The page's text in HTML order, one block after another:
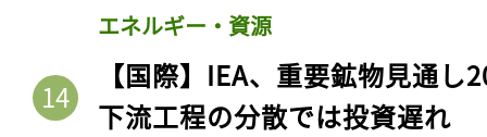
エネルギー・資源
【国際】IEA、重要鉱物見通
下流工程の分散では投資遅れ
会員登録